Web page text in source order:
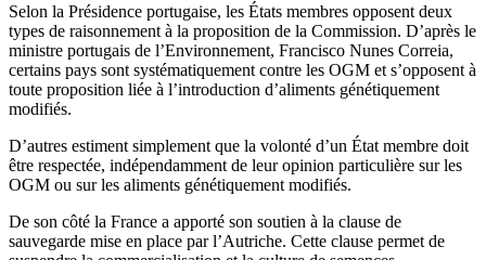
Selon la Présidence portugaise, les États membres opposent deux
types de raisonnement à la proposition de la Commission. D’après le
ministre portugais de l’Environnement, Francisco Nunes Correia,
certains pays sont systématiquement contre les OGM et s’opposent à
toute proposition liée à l’introduction d’aliments génétiquement
modifiés.
D’autres estiment simplement que la volonté d’un État membre doit
être respectée, indépendamment de leur opinion particulière sur les
OGM ou sur les aliments génétiquement modifiés.
De son côté la France a apporté son soutien à la clause de
sauvegarde mise en place par l’Autriche. Cette clause permet de